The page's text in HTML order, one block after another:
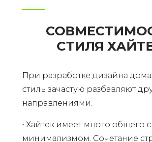
СТИЛЯ
При разработке дизайна
стиль зачастую разбавляют
направлениями.
• Хайтек имеет много общего с
минимализмом. Сочетание